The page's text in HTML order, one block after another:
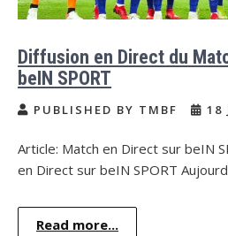
Diffusion en Direct du
beIN SPORT
PUBLISHED BY TMBF 18
Article: Match en Direct sur beIN
en Direct sur beIN SPORT
Read more...